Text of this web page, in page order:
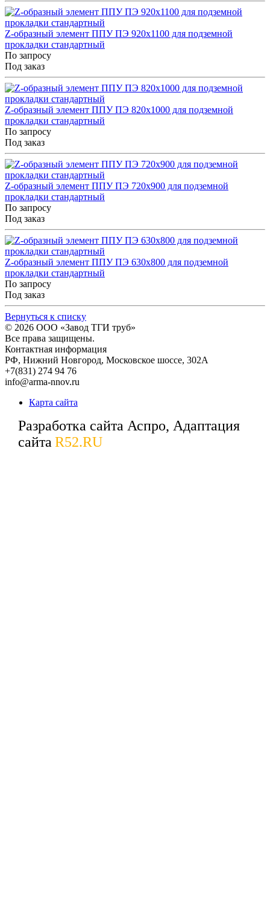
Z-образный элемент ППУ ПЭ 920x1100 для подземной
прокладки стандартный
По запросу
Под заказ
Z-образный элемент ППУ ПЭ 820x1000 для подземной
прокладки стандартный
По запросу
Под заказ
Z-образный элемент ППУ ПЭ 720x900 для подземной
прокладки стандартный
По запросу
Под заказ
Z-образный элемент ППУ ПЭ 630x800 для подземной
прокладки стандартный
По запросу
Под заказ
Вернуться к списку
© 2026 ООО «Завод ТГИ труб»
Все права защищены.
Контактная информация
РФ, Нижний Новгород, Московское шоссе, 302А
+7(831) 274 94 76
info@arma-nnov.ru
Карта сайта
Разработка сайта Аспро, Адаптация
сайта R52.RU